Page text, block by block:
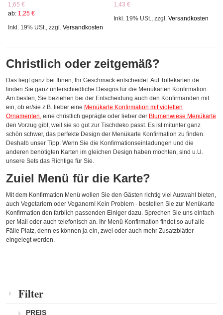
1,65 €
ab: 1,25 €
Inkl. 19% USt.
,zzgl.Versandkosten
1,43 €
Inkl. 19% USt.
,zzgl.Versandkosten
Christlich oder zeitgemäß?
Das liegt ganz bei Ihnen, Ihr Geschmack entscheidet. Auf Tollekarten.de
finden Sie ganz unterschiedliche Designs für die Menükarten Konfirmation.
Am besten, Sie beziehen bei der Entscheidung auch den Konfirmanden mit
ein, ob er/sie z.B. lieber eine Menükarte Konfirmation mit violetten
Ornamenten eine christlich geprägte oder lieber der Blumenwiese Menükarte
den Vorzug gibt, weil sie so gut zur Tischdeko passt. Es ist mitunter ganz
schön schwer, das perfekte Design der Menükarte Konfirmation zu finden.
Deshalb unser Tipp: Wenn Sie die Konfirmationseinladungen und die
anderen benötigten Karten im gleichen Design haben möchten, sind u.U.
unsere Sets das Richtige für Sie.
Zuiel Menü für die Karte?
Mit dem Konfirmation Menü wollen Sie den Gästen richtig viel Auswahl bieten,
auch Vegetariern oder Veganern! Kein Problem - bestellen Sie zur Menükarte
Konfirmation den farblich passenden Einlger dazu. Sprechen Sie uns einfach
per Mail oder auch telefonisch an. Ihr Menü Konfirmation findet so auf alle
Fälle Platz, denn es können ja ein, zwei oder auch mehr Zusatzblätter
eingelegt werden.
Filter
PREIS